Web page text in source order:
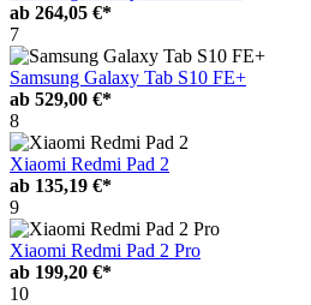
ab 264,05 €*
7
Samsung Galaxy Tab S10 FE+
ab 529,00 €*
8
Xiaomi Redmi Pad 2
ab 135,19 €*
9
Xiaomi Redmi Pad 2 Pro
ab 199,20 €*
10